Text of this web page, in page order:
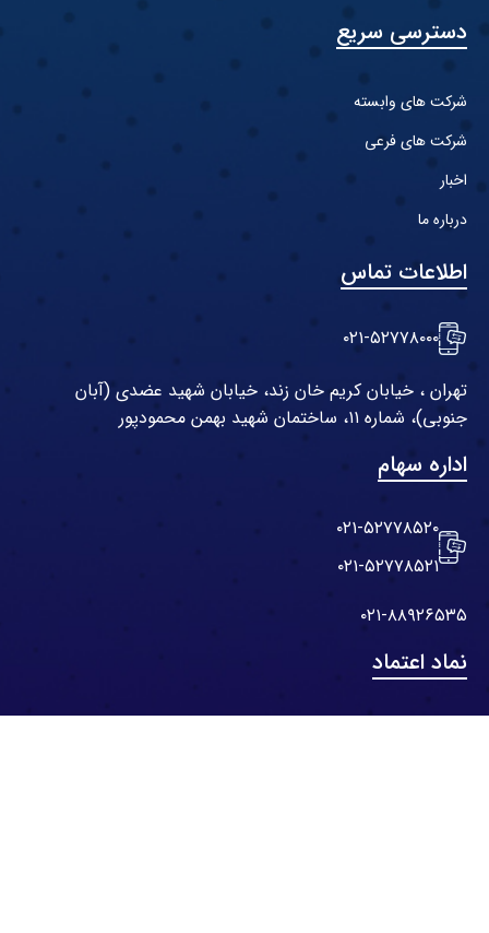
دسترسی سریع
شرکت های وابسته
شرکت های فرعی
اخبار
درباره ما
اطلاعات تماس
۰۲۱-۵۲۷۷۸۰۰۰
تهران ، خیابان کریم خان زند، خیابان شهید عضدی (آبان
جنوبی)، شماره ۱۱، ساختمان شهید بهمن محمودپور
اداره سهام
۰۲۱-۵۲۷۷۸۵۲۰
۰۲۱-۵۲۷۷۸۵۲۱
۰۲۱-۸۸۹۲۶۵۳۵
نماد اعتماد